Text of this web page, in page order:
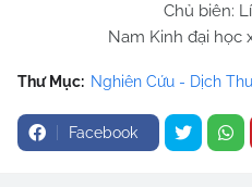
Chủ biên:
Nam Kinh đại học
Thư Mục: Nghiên Cứu - Dịch
Facebook